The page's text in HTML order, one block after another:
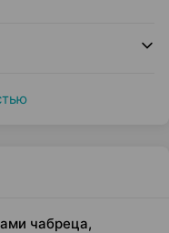
чабреца,